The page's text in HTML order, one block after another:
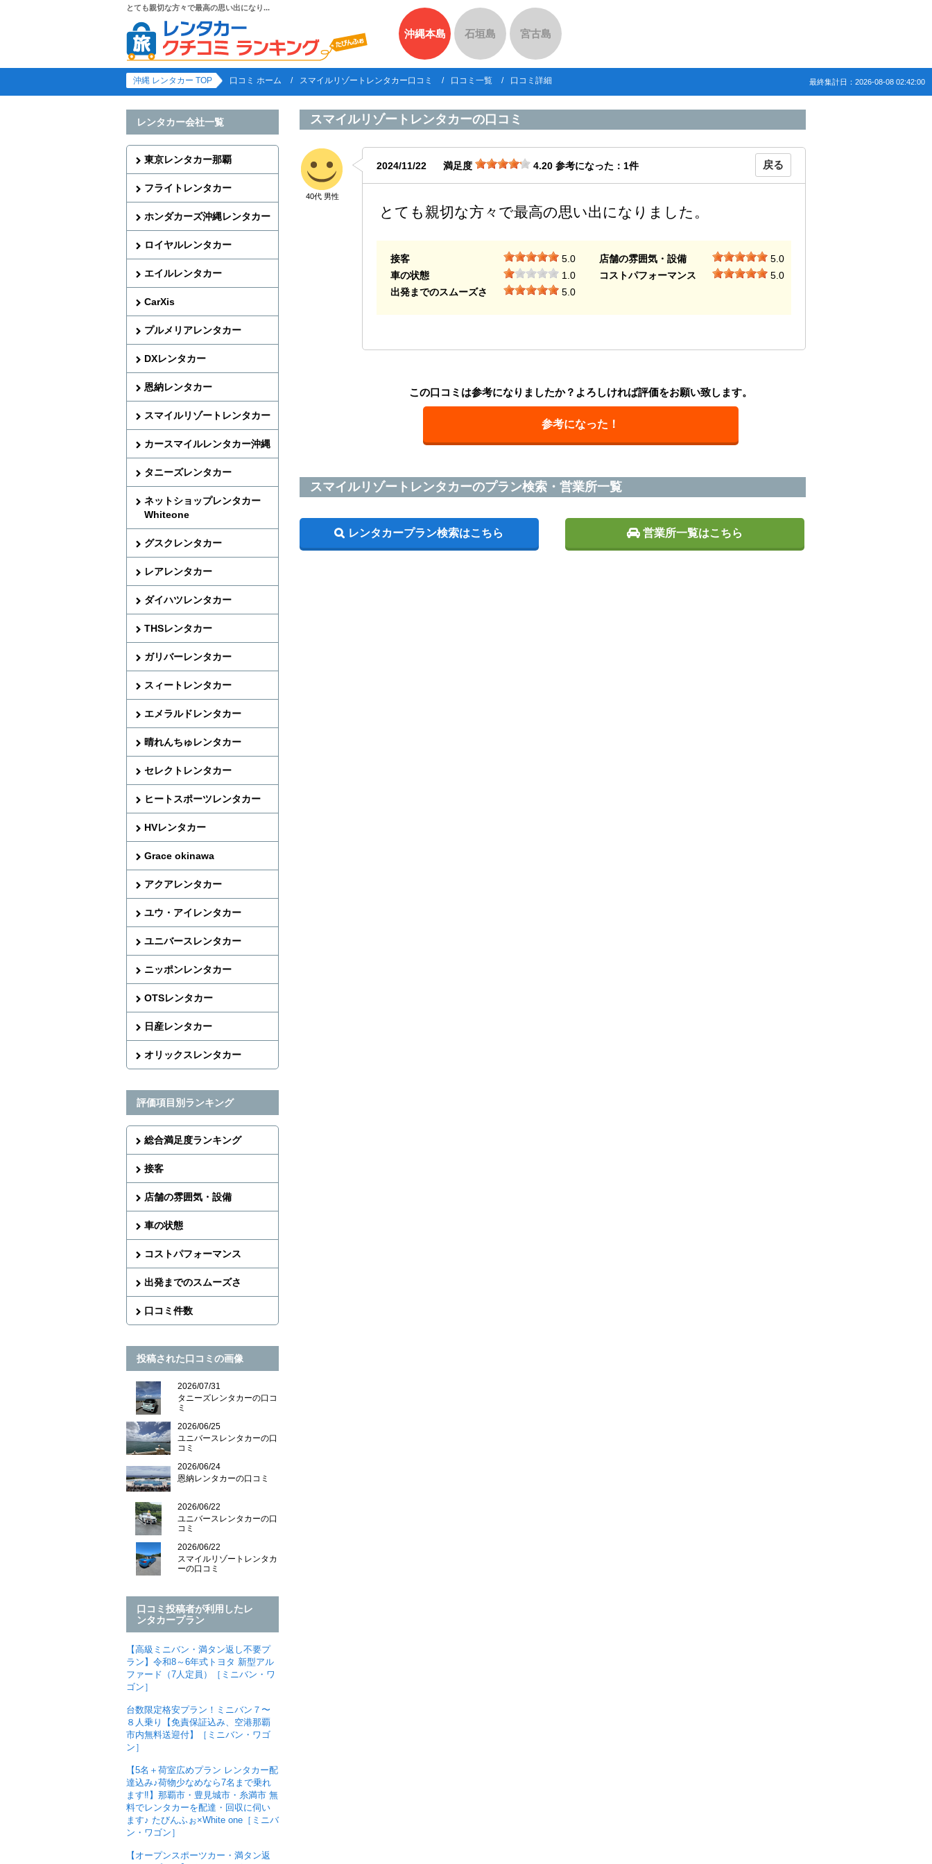
とても親切な方々で最高の思い出になり...
沖縄本島 石垣島 宮古島
最終集計日：2026-08-08 02:42:00
沖縄 レンタカー TOP 口コミ ホーム スマイルリゾートレンタカー口コミ 口コミ一覧 口コミ詳細
スマイルリゾートレンタカーの口コミ
40代 男性
2024/11/22 満足度 4.20 参考になった： 1件 戻る
とても親切な方々で最高の思い出になりました。
接客 5.0 店舗の雰囲気・設備
5.0
車の状態
1.0 コストパフォーマンス
5.0
出発までのスムーズさ
5.0
この口コミは参考になりましたか？よろしければ評価をお願い致します。
参考になった！
スマイルリゾートレンタカーのプラン検索・営業所一覧
レンタカープラン検索はこちら 営業所一覧はこちら
レンタカー会社一覧
東京レンタカー那覇
フライトレンタカー
ホンダカーズ沖縄レンタカー
ロイヤルレンタカー
エイルレンタカー
CarXis
プルメリアレンタカー
DXレンタカー
恩納レンタカー
スマイルリゾートレンタカー
カースマイルレンタカー沖縄
タニーズレンタカー
ネットショップレンタカー
Whiteone
グスクレンタカー
レアレンタカー
ダイハツレンタカー
THSレンタカー
ガリバーレンタカー
スィートレンタカー
エメラルドレンタカー
晴れんちゅレンタカー
セレクトレンタカー
ヒートスポーツレンタカー
HVレンタカー
Grace okinawa
アクアレンタカー
ユウ・アイレンタカー
ユニバースレンタカー
ニッポンレンタカー
OTSレンタカー
日産レンタカー
オリックスレンタカー
評価項目別ランキング
総合満足度ランキング
接客
店舗の雰囲気・設備
車の状態
コストパフォーマンス
出発までのスムーズさ
口コミ件数
投稿された口コミの画像
2026/07/31
タニーズレンタカーの口コ
ミ
2026/06/25
ユニバースレンタカーの口
コミ
2026/06/24
恩納レンタカーの口コミ
2026/06/22
ユニバースレンタカーの口
コミ
2026/06/22
スマイルリゾートレンタカ
ーの口コミ
口コミ投稿者が利用したレ
ンタカープラン
【高級ミニバン・満タン返し不要プ
ラン】令和8～6年式トヨタ 新型アル
ファード（7人定員）［ミニバン・ワ
ゴン］
台数限定格安プラン！ミニバン７〜
８人乗り【免責保証込み、空港那覇
市内無料送迎付】［ミニバン・ワゴ
ン］
【5名＋荷室広めプラン レンタカー配
達込み♪荷物少なめなら7名まで乗れ
ます‼︎】那覇市・豊見城市・糸満市 無
料でレンタカーを配達・回収に伺い
ます♪ たびんふぉ×White one［ミニバ
ン・ワゴン］
【オープンスポーツカー・満タン返